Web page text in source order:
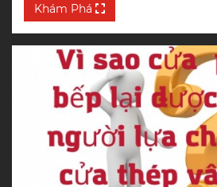
Khám Phá